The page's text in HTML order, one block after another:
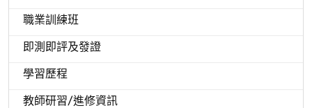
職業訓練班
即測即評及發證
學習歷程
教師研習/進修資訊